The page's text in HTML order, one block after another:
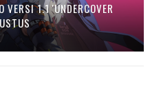
VERSI 1.1 'UNDERCOVER